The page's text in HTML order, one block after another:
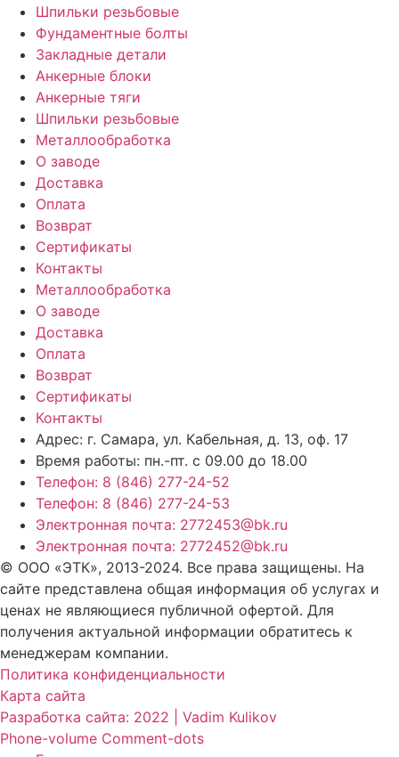
Шпильки резьбовые
Фундаментные болты
Закладные детали
Анкерные блоки
Анкерные тяги
Шпильки резьбовые
Металлообработка
О заводе
Доставка
Оплата
Возврат
Сертификаты
Контакты
Металлообработка
О заводе
Доставка
Оплата
Возврат
Сертификаты
Контакты
Адрес: г. Самара, ул. Кабельная, д. 13, оф. 17
Время работы: пн.-пт. с 09.00 до 18.00
Телефон: 8 (846) 277-24-52
Телефон: 8 (846) 277-24-53
Электронная почта: 2772453@bk.ru
Электронная почта: 2772452@bk.ru
© ООО «ЭТК», 2013-2024. Все права защищены. На
сайте представлена общая информация об услугах и
ценах не являющиеся публичной офертой. Для
получения актуальной информации обратитесь к
менеджерам компании.
Политика конфиденциальности
Карта сайта
Разработка сайта: 2022 | Vadim Kulikov
Phone-volume Comment-dots